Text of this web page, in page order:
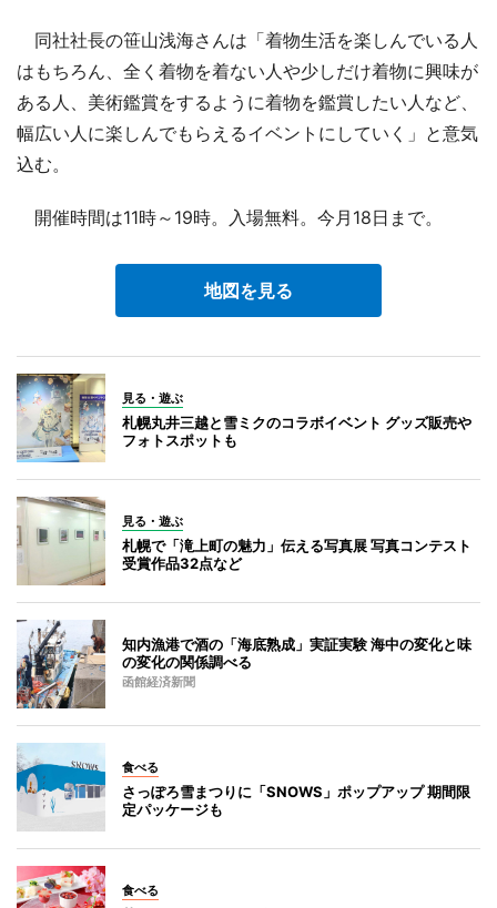
同社社長の笹山浅海さんは「着物生活を楽しんでいる人
はもちろん、全く着物を着ない人や少しだけ着物に興味が
ある人、美術鑑賞をするように着物を鑑賞したい人など、
幅広い人に楽しんでもらえるイベントにしていく」と意気
込む。
開催時間は11時～19時。入場無料。今月18日まで。
地図を見る
見る・遊ぶ
札幌丸井三越と雪ミクのコラボイベント グッズ販売や
フォトスポットも
見る・遊ぶ
札幌で「滝上町の魅力」伝える写真展 写真コンテスト
受賞作品32点など
知内漁港で酒の「海底熟成」実証実験 海中の変化と味
の変化の関係調べる
函館経済新聞
食べる
さっぽろ雪まつりに「SNOWS」ポップアップ 期間限
定パッケージも
食べる